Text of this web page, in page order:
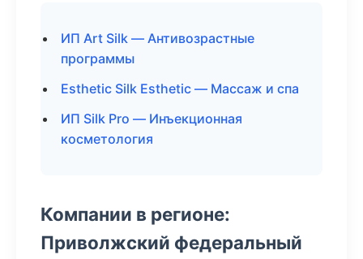
ИП Art Silk — Антивозрастные
программы
Esthetic Silk Esthetic — Массаж и спа
ИП Silk Pro — Инъекционная
косметология
Компании в регионе:
Приволжский федеральный